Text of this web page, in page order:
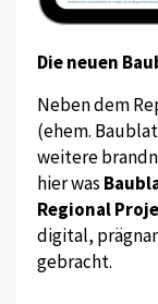
Die neuen
Neben dem
(ehem.
weitere
hier was
Regional
digital,
gebracht.